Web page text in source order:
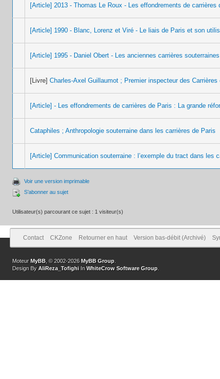
[Article] 2013 - Thomas Le Roux - Les effondrements de carrières
[Article] 1990 - Blanc, Lorenz et Viré - Le liais de Paris et son
[Article] 1995 - Daniel Obert - Les anciennes carrières
[Livre] Charles-Axel Guillaumot ; Premier inspecteur des Carrières
[Article] - Les effondrements de carrières de Paris : La grande
Cataphiles ; Anthropologie souterraine dans les carrières de Paris
[Article] Communication souterraine : l’exemple du tract dans les
Voir une version imprimable
S’abonner au sujet
Utilisateur(s) parcourant ce sujet : 1 visiteur(s)
Contact CKZone Retourner en haut Version bas-débit (Archivé)
Moteur MyBB , © 2002-2026MyBB Group
Design By AliReza_Tofighi In WhiteCrow Software Group